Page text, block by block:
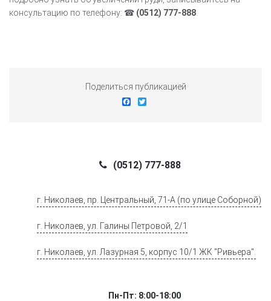
консультацию по телефону: ☎ (0512) 777-888
Поделиться публикацией
Facebook
(0512) 777-888
г. Николаев, пр. Центральный, 71-А (по улице Соборной)
г. Николаев, ул. Галины Петровой, 2/1
г. Николаев, ул. Лазурная 5, корпус 10/1 ЖК "Ривьера".
Пн-Пт: 8:00-18:00